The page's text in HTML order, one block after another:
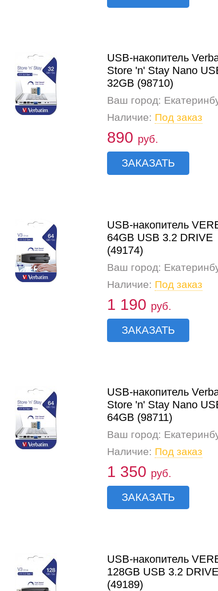
USB-накопитель
Store 'n' Stay Nano
32GB (98710)
Ваш город:
Наличие: Под заказ
890 руб.
ЗАКАЗАТЬ
USB-накопитель
64GB USB 3.2 DRIVE
(49174)
Ваш город:
Наличие: Под заказ
1 190 руб.
ЗАКАЗАТЬ
USB-накопитель
Store 'n' Stay Nano
64GB (98711)
Ваш город:
Наличие: Под заказ
1 350 руб.
ЗАКАЗАТЬ
USB-накопитель
128GB USB 3.2
(49189)